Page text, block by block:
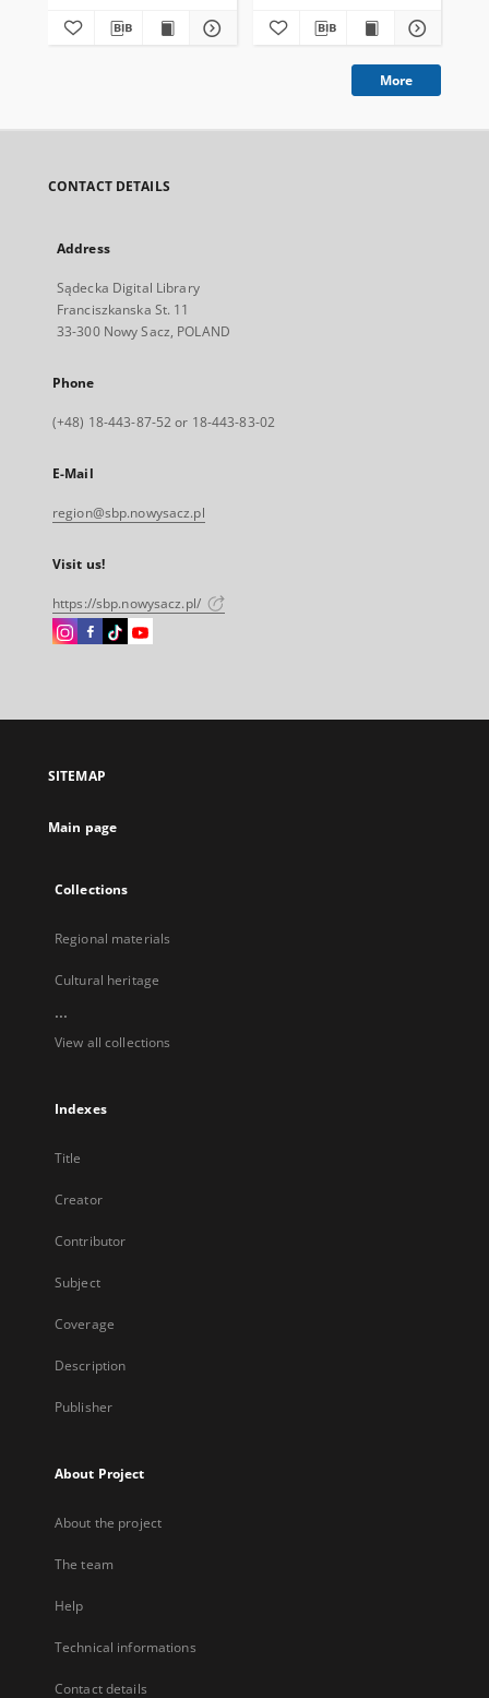
More
CONTACT DETAILS
Address
Sądecka Digital Library
Franciszkanska St. 11
33-300 Nowy Sacz, POLAND
Phone
(+48) 18-443-87-52 or 18-443-83-02
E-Mail
region@sbp.nowysacz.pl
Visit us!
https://sbp.nowysacz.pl/
Instagram
open
new
Facebook
open
new
Instagram
open
new
Instagram
open
SITEMAP
Main page
Collections
Regional materials
Cultural heritage
...
View all collections
Indexes
Title
Creator
Contributor
Subject
Coverage
Description
Publisher
About Project
About the project
The team
Help
Technical informations
Contact details